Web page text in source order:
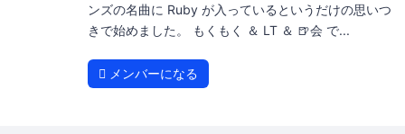
ンズの名曲に Ruby が入っているというだけの思いつ
きで始めました。 もくもく ＆ LT ＆ 🍺会 で...
メンバーになる